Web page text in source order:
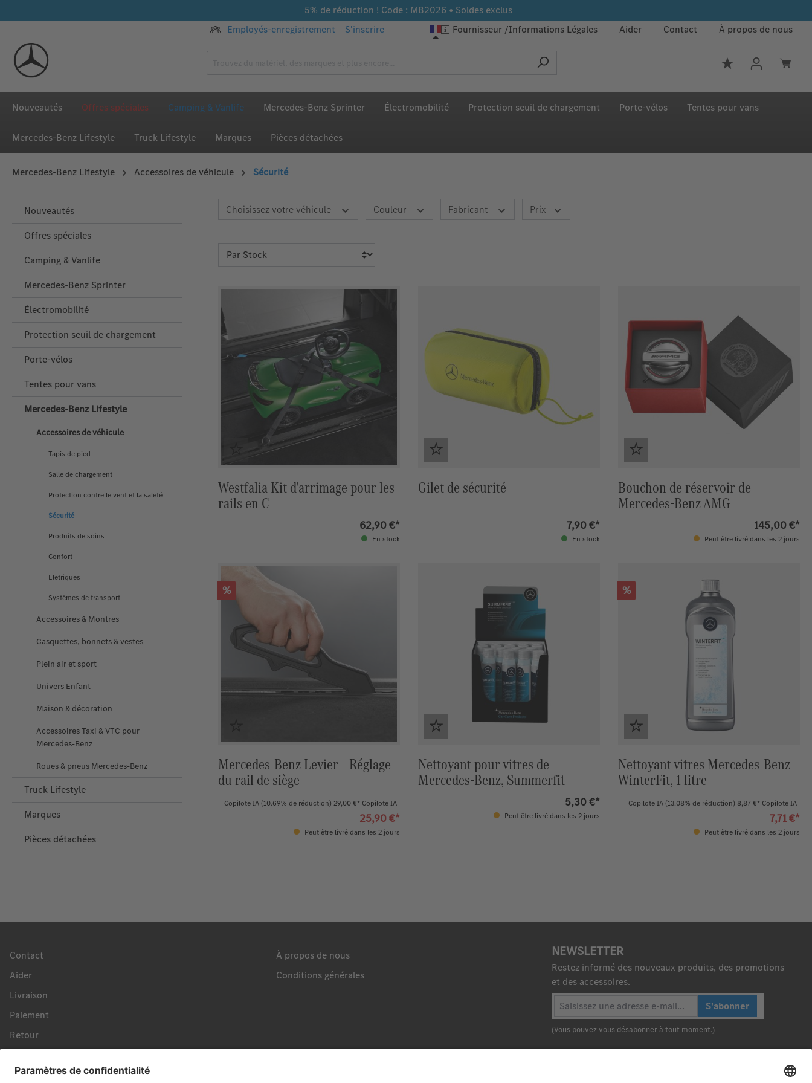
5% de réduction ! Code : MB2026 • Soldes exclus
Employés-enregistrement
S'inscrire Fournisseur Informations Légales Aider Contact À propos de nous
Vous avez 0
Nouveautés Offres spéciales Camping & Vanlife Mercedes-Benz Sprinter Électromobilité Protection seuil de chargement Porte‑vélos Tentes pour vans
Mercedes‑Benz Lifestyle Truck Lifestyle Marques Pièces détachées
Mercedes‑Benz Lifestyle Accessoires de véhicule Sécurité
Nouveautés
Offres spéciales
Camping & Vanlife
Mercedes-Benz Sprinter
Électromobilité
Protection seuil de chargement
Porte‑vélos
Tentes pour vans
Mercedes‑Benz Lifestyle
Accessoires de véhicule
Tapis de pied
Salle de chargement
Protection contre le vent et la saleté
Sécurité
Produits de soins
Confort
Eletriques
Systèmes de transport
Accessoires & Montres
Casquettes, bonnets & vestes
Plein air et sport
Univers Enfant
Maison & décoration
Accessoires Taxi & VTC pour
Mercedes‑Benz
Roues & pneus Mercedes-Benz
Truck Lifestyle
Marques
Pièces détachées
Choisissez votre véhicule Couleur Fabricant Prix
Westfalia Kit d'arrimage pour les
rails en C
62,90 €*
En stock
Gilet de sécurité
7,90 €*
En stock
Bouchon de réservoir de
Mercedes-Benz AMG
145,00 €*
Peut être livré dans les 2 jours
Réduction
%
Mercedes-Benz Levier - Réglage
du rail de siège
Copilote IA(10.69% de réduction) 29,00 €* Copilote IA
25,90 €*
Peut être livré dans les 2 jours
Nettoyant pour vitres de
Mercedes-Benz, Summerfit
5,30 €*
Peut être livré dans les 2 jours
Réduction
%
Nettoyant vitres Mercedes-Benz
WinterFit, 1 litre
Copilote IA(13.08% de réduction) 8,87 €* Copilote IA
7,71 €*
Peut être livré dans les 2 jours
Contact
Aider
Livraison
Paiement
Retour
À propos de nous
Conditions générales
NEWSLETTER
Restez informé des nouveaux produits, des promotions
et des accessoires.
S'abonner
(Vous pouvez vous désabonner à tout moment.)
Révoquer un contrat